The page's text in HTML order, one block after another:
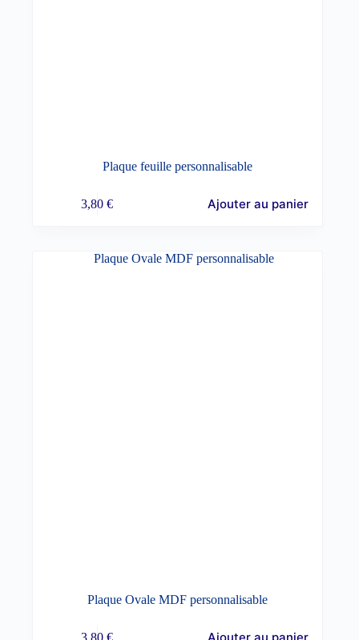
Plaque feuille personnalisable
3,80€ Ajouter au panier
Plaque Ovale MDF personnalisable
3,80€